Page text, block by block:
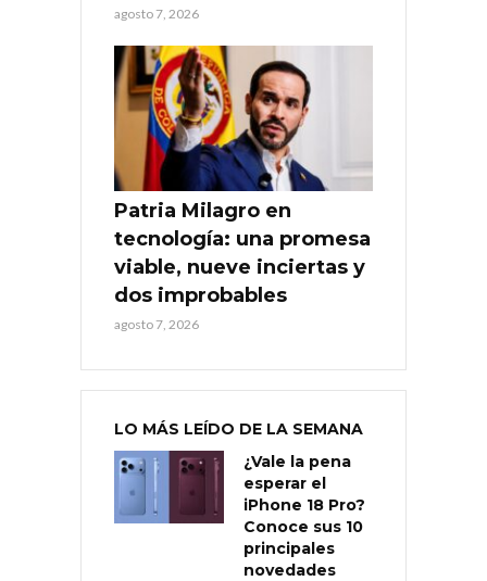
agosto 7, 2026
Patria Milagro en
tecnología: una promesa
viable, nueve inciertas y
dos improbables
agosto 7, 2026
LO MÁS LEÍDO DE LA SEMANA
¿Vale la pena
esperar el
iPhone 18 Pro?
Conoce sus 10
principales
novedades